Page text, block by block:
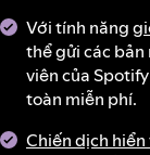
Với tính năng
thể gửi các bản
viên của
toàn miễn phí.
Chiến dịch hiển